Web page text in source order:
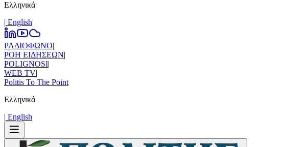
Ελληνικά
| Εnglish
ΡΑΔΙΟΦΩΝΟ|
ΡΟΗ ΕΙΔΗΣΕΩΝ|
POLIGNOSI|
WEB TV|
Politis To The Point
Ελληνικά
| Εnglish